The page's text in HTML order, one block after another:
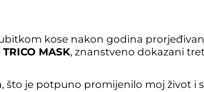
kose nakon godina
TRICO MASK, znanstveno dokazani
što je potpuno promijenilo moj život i